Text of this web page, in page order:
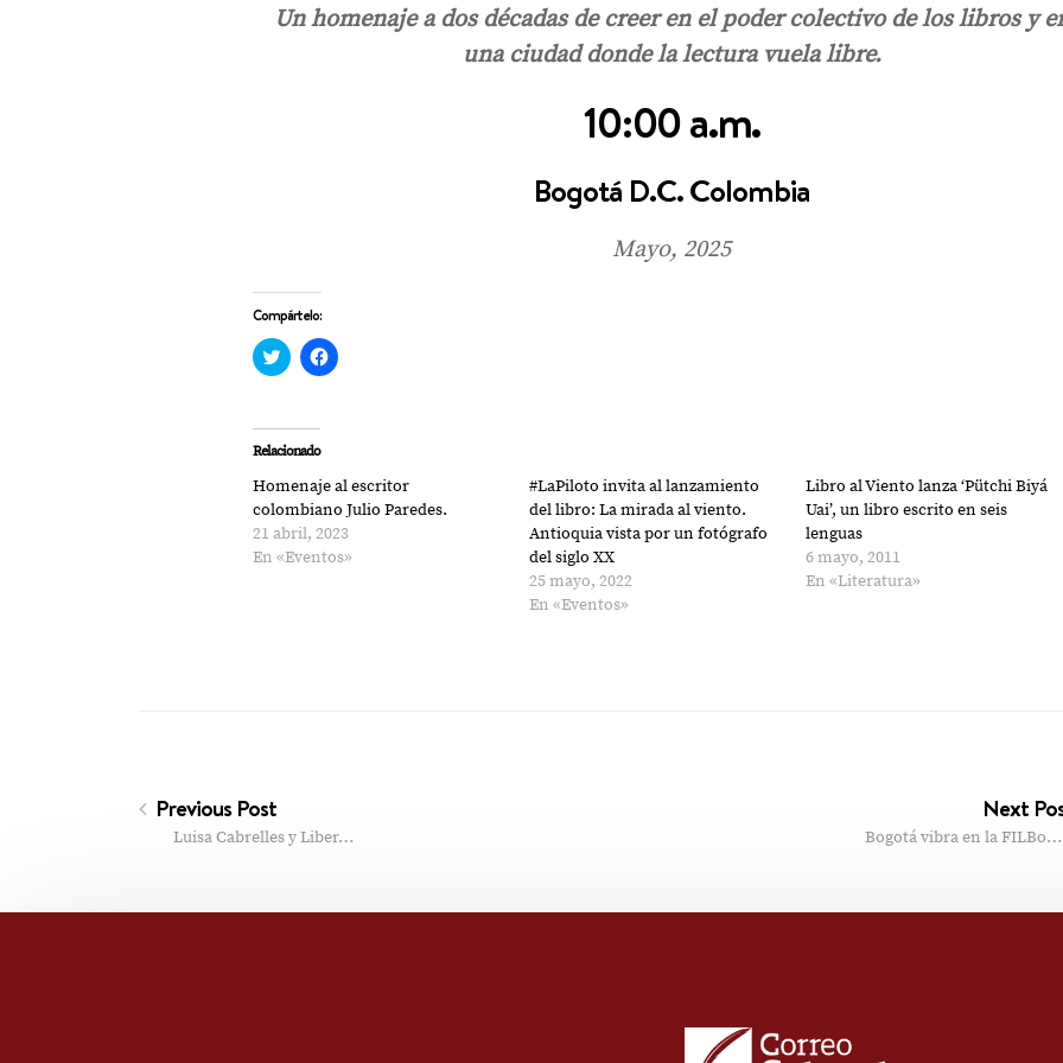
Un homenaje a dos décadas de creer en el poder colectivo de los libros y
una ciudad donde la lectura vuela libre.
10:00 a.m.
Bogotá D.C. Colombia
Mayo, 2025
Compártelo:
Haz
clic
Twitter
(Se
abre
una
ventana
nueva)
Haz
clic
en
una
ventana
nueva)
Relacionado
Homenaje al escritor
colombiano Julio Paredes.
21 abril, 2023
En «Eventos»
#LaPiloto invita al lanzamiento
del libro: La mirada al viento.
Antioquia vista por un fotógrafo
del siglo XX
25 mayo, 2022
En «Eventos»
Libro al Viento lanza ‘Pütchi Biyá
Uai’, un libro escrito en seis
lenguas
6 mayo, 2011
En «Literatura»
Previous Post
Luisa Cabrelles y Liber…
Next
Bogotá vibra en la FILBo…